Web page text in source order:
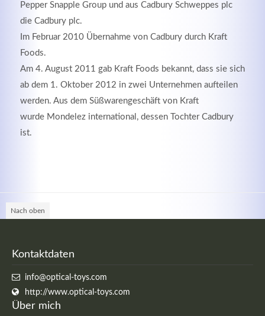
Pepper Snapple Group und aus Cadbury Schweppes plc
die Cadbury plc.
Im Februar 2010 Übernahme von Cadbury durch Kraft
Foods.
Am 4. August 2011 gab Kraft Foods bekannt, dass sie sich
ab dem 1. Oktober 2012 in zwei Unternehmen aufteilen
werden. Aus dem Süßwarengeschäft von Kraft
wurde Mondelez international, dessen Tochter Cadbury
ist.
Nach oben
Kontaktdaten
info@optical-toys.com
http://www.optical-toys.com
Über mich